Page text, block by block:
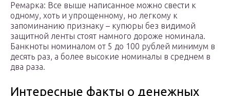
Ремарка: Все выше написанное можно свести к
одному, хоть и упрощенному, но легкому к
запоминанию признаку – купюры без видимой
защитной ленты стоят намного дороже номинала.
Банкноты номиналом от 5 до 100 рублей минимум в
десять раз, а более высокие номиналы в среднем в
два раза.
Интересные факты о денежных